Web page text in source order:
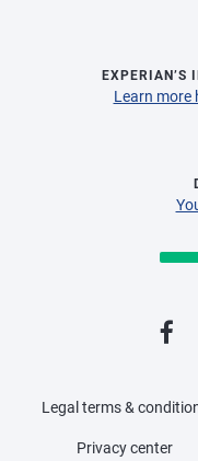
EXPERIAN’S
Learn more
Legal terms &
Privacy center